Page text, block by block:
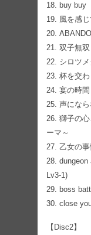
18. buy buy
19. 風を感じ
20.
21. 双子無
22. シロツ
23. 杯を交わ
24. 宴の時間
25. 声にな
26. 獅子の
ーマ～
27. 乙女の
28.
Lv3-1)
29. boss
30. close
【Disc2】